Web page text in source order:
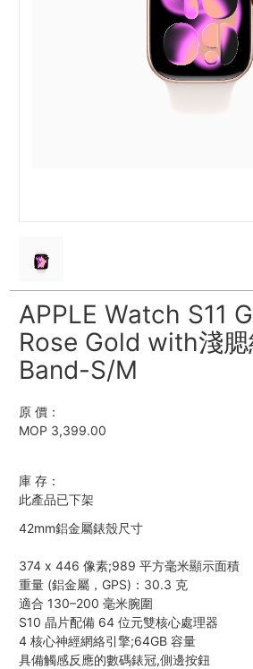
APPLE Watch S11
Rose Gold with淺
Band-S/M
原 價：
MOP 3,399.00
庫 存：
此產品已下架
42mm鋁金屬錶殼尺寸
374 x 446 像素;989 平方毫米顯示面積
重量 (鋁金屬，GPS)：30.3 克
適合 130–200 毫米腕圍
S10 晶片配備 64 位元雙核心處理器
4 核心神經網絡引擎;64GB 容量
具備觸感反應的數碼錶冠,側邊按鈕